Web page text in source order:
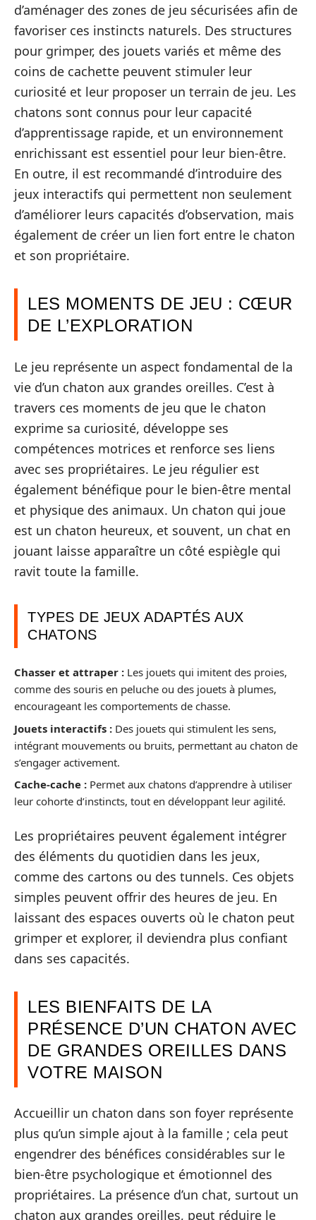
d’aménager des zones de jeu sécurisées afin de
favoriser ces instincts naturels. Des structures
pour grimper, des jouets variés et même des
coins de cachette peuvent stimuler leur
curiosité et leur proposer un terrain de jeu. Les
chatons sont connus pour leur capacité
d’apprentissage rapide, et un environnement
enrichissant est essentiel pour leur bien-être.
En outre, il est recommandé d’introduire des
jeux interactifs qui permettent non seulement
d’améliorer leurs capacités d’observation, mais
également de créer un lien fort entre le chaton
et son propriétaire.
LES MOMENTS DE JEU : CŒUR
DE L’EXPLORATION
Le jeu représente un aspect fondamental de la
vie d’un chaton aux grandes oreilles. C’est à
travers ces moments de jeu que le chaton
exprime sa curiosité, développe ses
compétences motrices et renforce ses liens
avec ses propriétaires. Le jeu régulier est
également bénéfique pour le bien-être mental
et physique des animaux. Un chaton qui joue
est un chaton heureux, et souvent, un chat en
jouant laisse apparaître un côté espiègle qui
ravit toute la famille.
TYPES DE JEUX ADAPTÉS AUX
CHATONS
Chasser et attraper : Les jouets qui imitent des proies,
comme des souris en peluche ou des jouets à plumes,
encourageant les comportements de chasse.
Jouets interactifs : Des jouets qui stimulent les sens,
intégrant mouvements ou bruits, permettant au chaton de
s’engager activement.
Cache-cache : Permet aux chatons d’apprendre à utiliser
leur cohorte d’instincts, tout en développant leur agilité.
Les propriétaires peuvent également intégrer
des éléments du quotidien dans les jeux,
comme des cartons ou des tunnels. Ces objets
simples peuvent offrir des heures de jeu. En
laissant des espaces ouverts où le chaton peut
grimper et explorer, il deviendra plus confiant
dans ses capacités.
LES BIENFAITS DE LA
PRÉSENCE D’UN CHATON AVEC
DE GRANDES OREILLES DANS
VOTRE MAISON
Accueillir un chaton dans son foyer représente
plus qu’un simple ajout à la famille ; cela peut
engendrer des bénéfices considérables sur le
bien-être psychologique et émotionnel des
propriétaires. La présence d’un chat, surtout un
chaton aux grandes oreilles, peut réduire le